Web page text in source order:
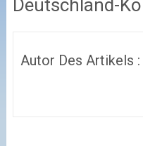
Deutschland-
Autor Des Artikels :